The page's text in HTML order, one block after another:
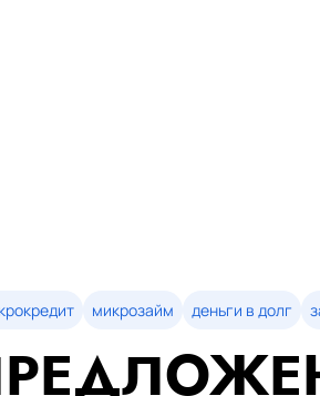
микрозайм деньги в долг